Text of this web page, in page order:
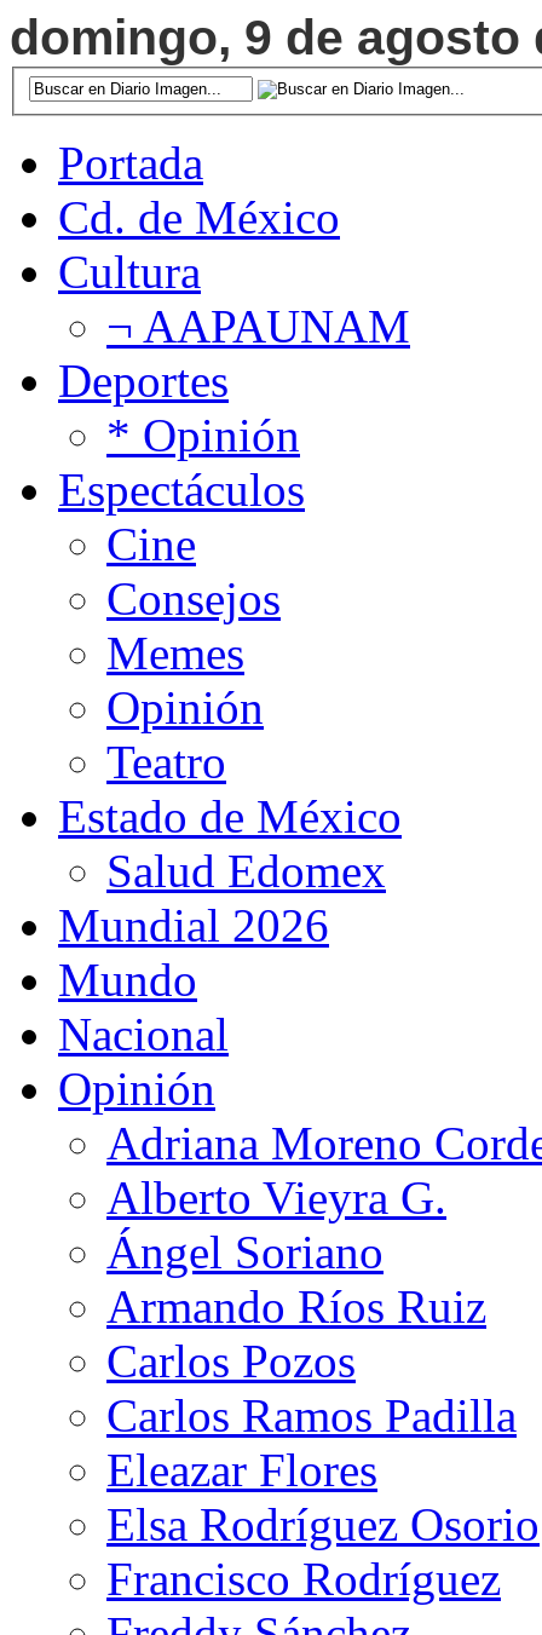
domingo, 9 de agosto
Portada
Cd. de México
Cultura
¬ AAPAUNAM
Deportes
* Opinión
Espectáculos
Cine
Consejos
Memes
Opinión
Teatro
Estado de México
Salud Edomex
Mundial 2026
Mundo
Nacional
Opinión
Adriana Moreno
Alberto Vieyra G.
Ángel Soriano
Armando Ríos Ruiz
Carlos Pozos
Carlos Ramos Padilla
Eleazar Flores
Elsa Rodríguez Osorio
Francisco Rodríguez